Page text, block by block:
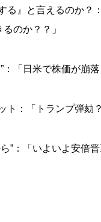
る』と言えるのか？
のか？？」
「日米で株価が崩
：「トランプ弾劾
”：「いよいよ安倍